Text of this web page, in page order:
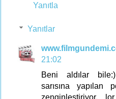
Yanıtla
Yanıtlar
21:02
Beni aldılar bile:)
sarısına yapılan
zenginleştiriyor,